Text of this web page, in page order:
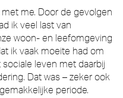
me. Door de gevolgen
ik veel last van
woon- en leefomgeving
ik vaak moeite had om
leven met daarbij
Dat was – zeker ook
periode.